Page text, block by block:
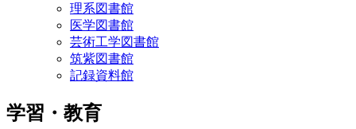
理系図書館
医学図書館
芸術工学図書館
筑紫図書館
記録資料館
学習・教育